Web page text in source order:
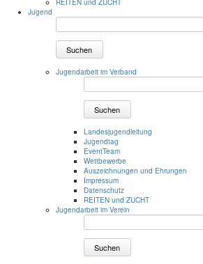
REITEN und ZUCHT
Jugend
Suchen
Jugendarbeit im Verband
Suchen
Landesjugendleitung
Jugendtag
EventTeam
Wettbewerbe
Auszeichnungen und Ehrungen
Impressum
Datenschutz
REITEN und ZUCHT
Jugendarbeit im Verein
Suchen